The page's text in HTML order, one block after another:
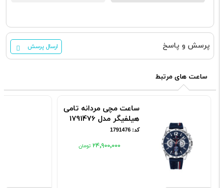
پرسش و پاسخ ارسال پرسش
ساعت های مرتبط
ساعت مچی مردانه تامی
هیلفیگر مدل 1791476
کد: 1791476
۲۴٬۹۰۰٬۰۰۰